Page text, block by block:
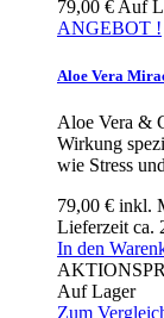
79,00 € Auf
ANGEBOT !
Aloe Vera
Aloe Vera &
Wirkung
wie Stress
79,00 € inkl.
Lieferzeit ca.
In den
Auf Lager
Zum